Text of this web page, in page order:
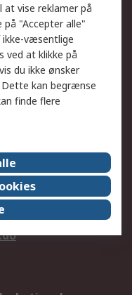
sortiment
og -analyse
Support
min ordre
at vise reklamer på
på "Accepter alle"
ikke-væsentlige
ved at klikke på
du ikke ønsker
Dette kan begrænse
finde flere